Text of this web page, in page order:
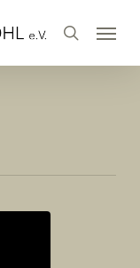
search
Menu